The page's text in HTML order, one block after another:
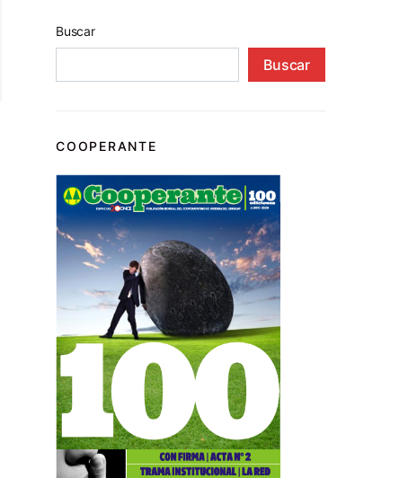
Buscar
Buscar
COOPERANTE